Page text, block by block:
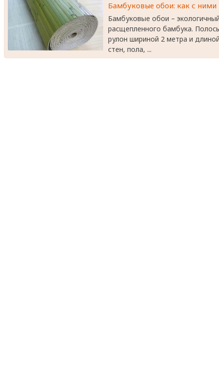
Бамбуковые обои: как с ними
Бамбуковые обои –
расщепленного бамбука.
рулон шириной 2 метра и
стен, пола, ...